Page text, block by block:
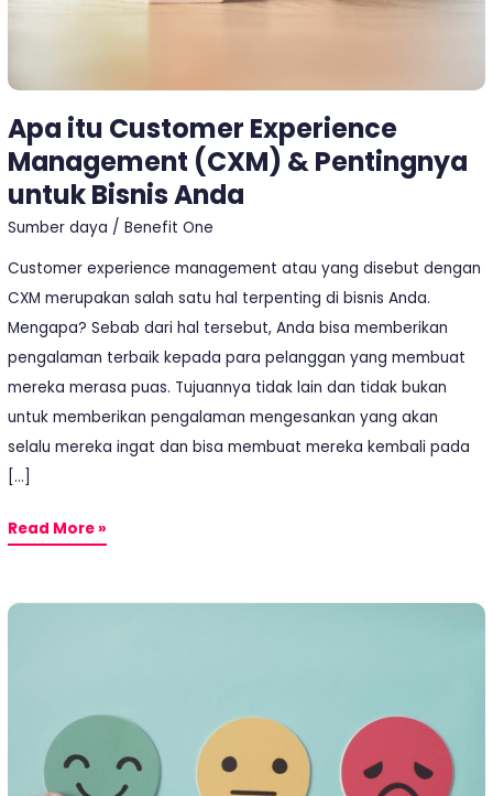
Apa itu Customer Experience
Management (CXM) & Pentingnya
untuk Bisnis Anda
Sumber daya /Benefit One
Customer experience management atau yang disebut dengan
CXM merupakan salah satu hal terpenting di bisnis Anda.
Mengapa? Sebab dari hal tersebut, Anda bisa memberikan
pengalaman terbaik kepada para pelanggan yang membuat
mereka merasa puas. Tujuannya tidak lain dan tidak bukan
untuk memberikan pengalaman mengesankan yang akan
selalu mereka ingat dan bisa membuat mereka kembali pada
[…]
Anda
Read More »
Customer
Alasan